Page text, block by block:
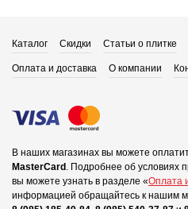
Каталог Скидки Статьи о плитке
Оплата и доставка О компании
В наших магазинах вы можете
MasterCard . Подробнее об условиях
вы можете узнать в разделе «Оплата
информацией обращайтесь к нашим